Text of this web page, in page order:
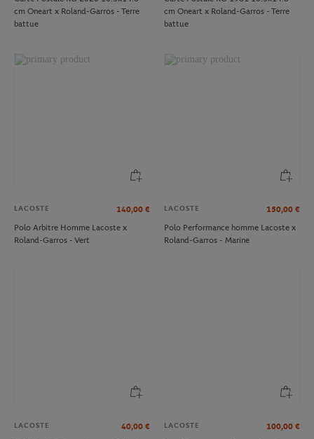
cm Oneart x Roland-Garros - Terre
battue
cm Oneart x Roland-Garros - Terre
battue
LACOSTE 140,00 €
Polo Arbitre Homme Lacoste x
Roland-Garros - Vert
LACOSTE 150,00 €
Polo Performance homme Lacoste x
Roland-Garros - Marine
LACOSTE 40,00 €
LACOSTE 100,00 €